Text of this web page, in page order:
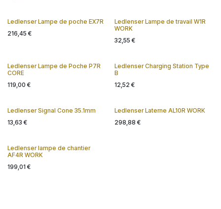
En Stock
Ledlenser Lampe de poche EX7R
216,45 €
Ledlenser Lampe de travail W1R
WORK
32,55 €
Nouveau !
Ledlenser Lampe de Poche P7R
CORE
119,00 € Nouveau !
Ledlenser Charging Station Type
B
12,52 €
Ledlenser Signal Cone 35.1mm
13,63 €
Ledlenser Laterne AL10R WORK
298,88 €
Ledlenser lampe de chantier
AF4R WORK
199,01 €